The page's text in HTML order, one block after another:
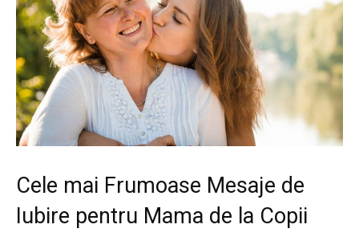
Cele mai Frumoase Mesaje de
Iubire pentru Mama de la Copii